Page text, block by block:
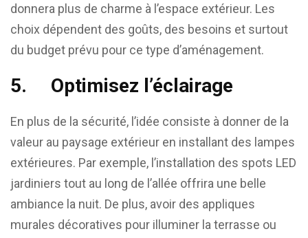
donnera plus de charme à l’espace extérieur. Les
choix dépendent des goûts, des besoins et surtout
du budget prévu pour ce type d’aménagement.
5. Optimisez l’éclairage
En plus de la sécurité, l’idée consiste à donner de la
valeur au paysage extérieur en installant des lampes
extérieures. Par exemple, l’installation des spots LED
jardiniers tout au long de l’allée offrira une belle
ambiance la nuit. De plus, avoir des appliques
murales décoratives pour illuminer la terrasse ou